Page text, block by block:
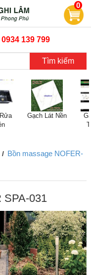
0
139 799
Tìm kiếm
Gạch Lát Nền
/ Bồn massage NOFER-
SPA-031